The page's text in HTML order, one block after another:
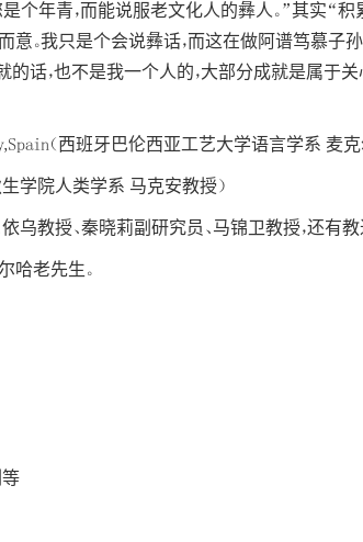
年青，而能说服老文化人的彝人。”其实“积累
。我只是个会说彝话，而这在做阿谱笃慕子孙
的话，也不是我一个人的，大部分成就是属于
（西班牙巴伦西亚工艺大学语言学系 麦克
生学院人类学系 马克安教授）
乌教授、秦晓莉副研究员、马锦卫教授，还有
哈老先生。
等